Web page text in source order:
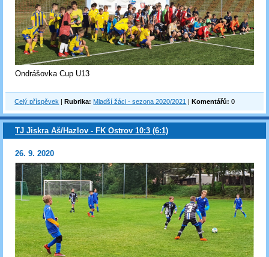
Ondrášovka Cup U13
Celý příspěvek |Rubrika: Mladší žáci - sezona 2020/2021 |Komentářů: 0
TJ Jiskra Aš/Hazlov - FK Ostrov 10:3 (6:1)
26. 9. 2020